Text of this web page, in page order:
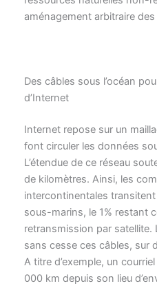
aménagement arbitraire
Des câbles sous l’océan
d’Internet
Internet repose sur un
font circuler les données
L’étendue de ce réseau
de kilomètres. Ainsi, les
intercontinentales
sous-marins, le 1% restant
retransmission par
sans cesse ces câbles, sur
A titre d’exemple, un
000 km depuis son lieu